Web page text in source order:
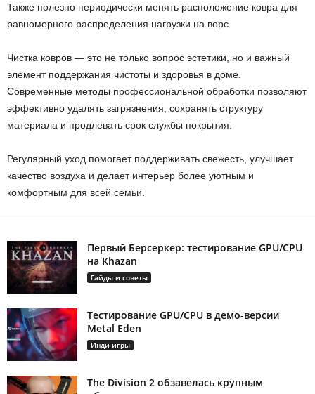
Также полезно периодически менять расположение ковра для
равномерного распределения нагрузки на ворс.
Чистка ковров — это не только вопрос эстетики, но и важный
элемент поддержания чистоты и здоровья в доме.
Современные методы профессиональной обработки позволяют
эффективно удалять загрязнения, сохранять структуру
материала и продлевать срок службы покрытия.
Регулярный уход помогает поддерживать свежесть, улучшает
качество воздуха и делает интерьер более уютным и
комфортным для всей семьи.
Первый Берсеркер: тестирование GPU/CPU
на Khazan
Гайды и советы
Тестирование GPU/CPU в демо-версии
Metal Eden
Инди-игры
The Division 2 обзавелась крупным